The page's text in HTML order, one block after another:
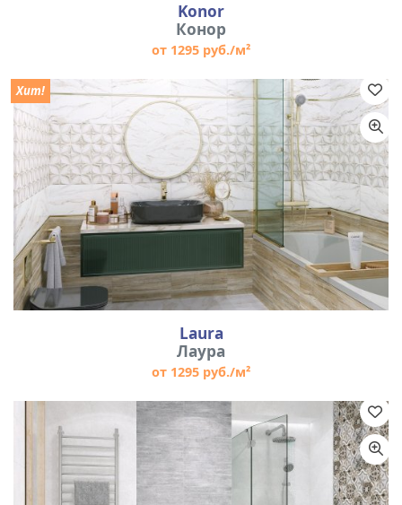
Konor
Конор
от 1295 руб./м²
Laura
Лаура
от 1295 руб./м²
Хит!